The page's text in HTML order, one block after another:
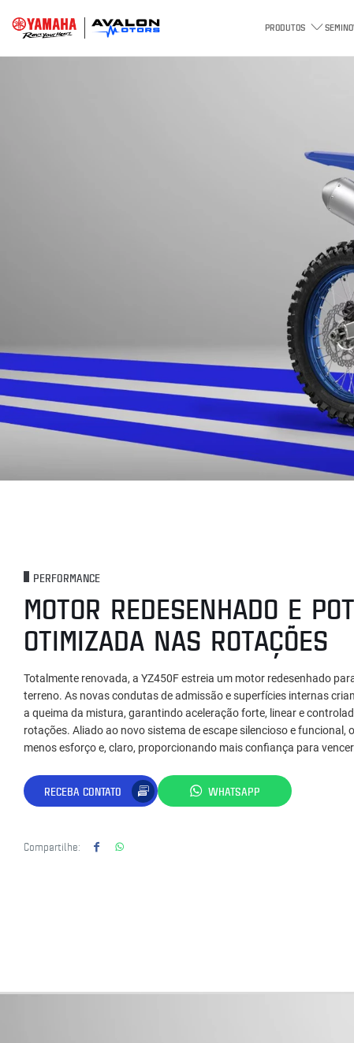
PRODUTOS
PERFORMANCE
MOTOR REDESENHADO E
OTIMIZADA NAS ROTAÇÕES
Totalmente renovada, a YZ450F estreia um motor redesenhado
terreno. As novas condutas de admissão e superfícies internas
a queima da mistura, garantindo aceleração forte, linear e
rotações. Aliado ao novo sistema de escape silencioso e funcional,
menos esforço e, claro, proporcionando mais confiança para
RECEBA CONTATO WHATSAPP
Compartilhe: